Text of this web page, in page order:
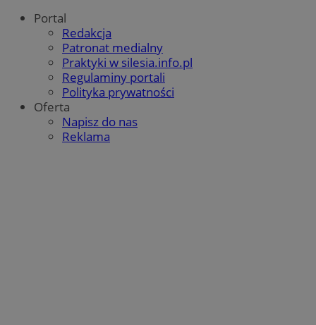
Portal
Redakcja
Patronat medialny
Praktyki w silesia.info.pl
Regulaminy portali
Polityka prywatności
Oferta
Napisz do nas
Reklama